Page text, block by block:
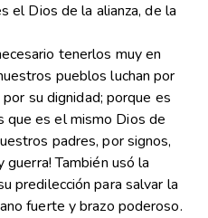
el Dios de la alianza, de la
tenerlos muy en
pueblos luchan por
su dignidad; porque es
es el mismo Dios de
padres, por signos,
guerra! También usó la
predilección para salvar la
fuerte y brazo poderoso.